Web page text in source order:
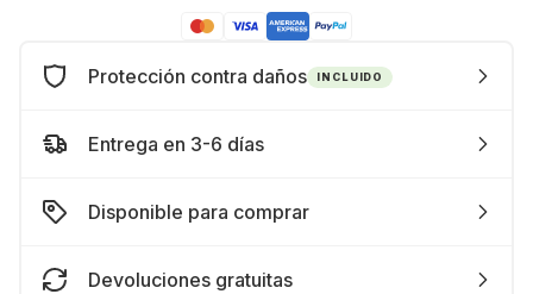
Protección contra daños INCLUIDO
Entrega en 3-6 días
Disponible para comprar
Devoluciones gratuitas